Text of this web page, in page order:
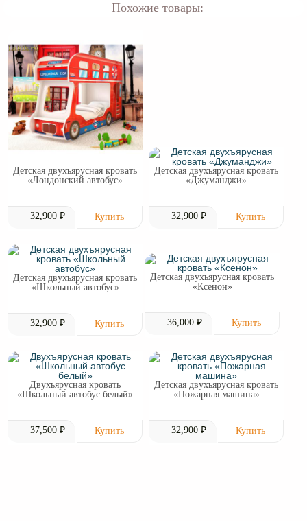
Похожие товары:
Детская двухъярусная кровать
«Лондонский автобус»
32,900 ₽
Детская двухъярусная кровать
«Джуманджи»
32,900 ₽
Детская двухъярусная кровать
«Школьный автобус»
32,900 ₽
Детская двухъярусная кровать
«Ксенон»
36,000 ₽
Двухъярусная кровать
«Школьный автобус белый»
37,500 ₽
Детская двухъярусная кровать
«Пожарная машина»
32,900 ₽